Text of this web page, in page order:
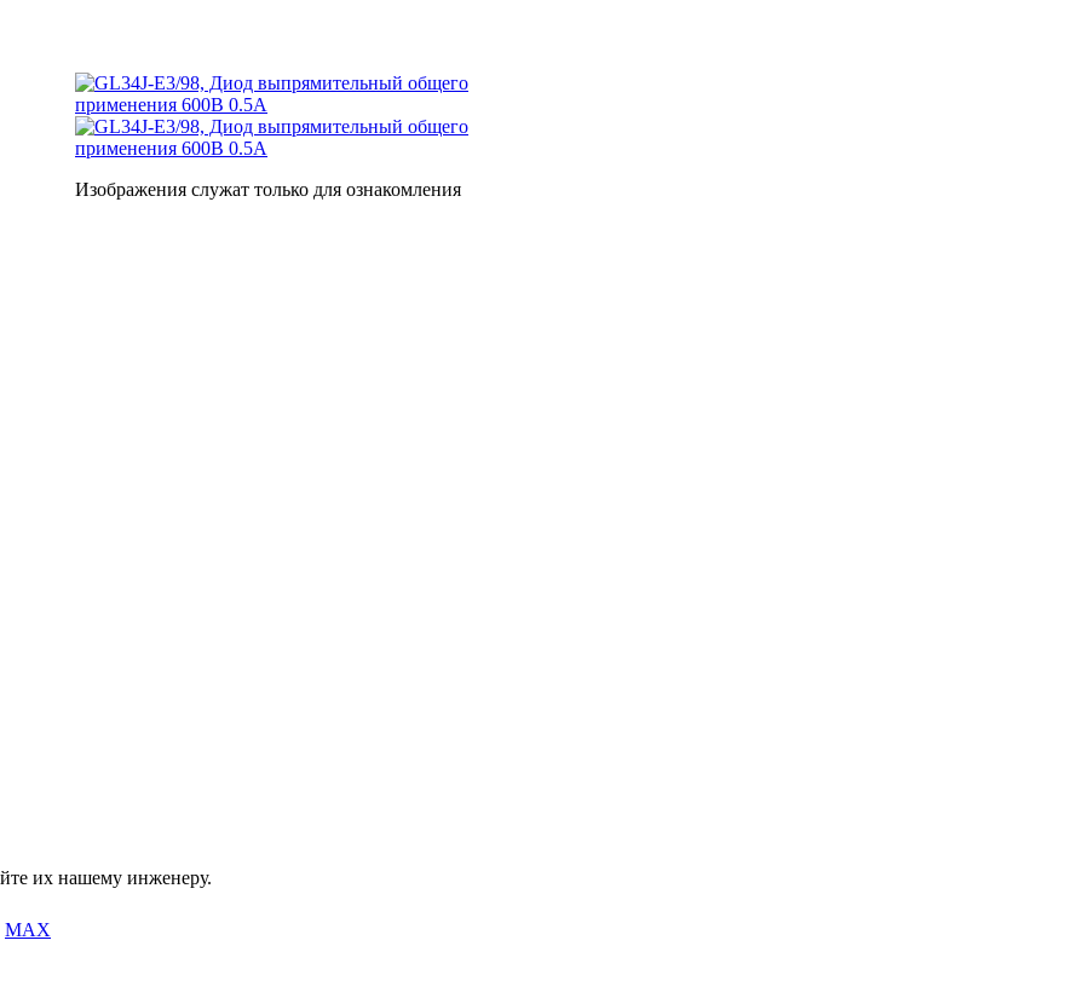
Изображения служат только для ознакомления
их нашему инженеру.
MAX